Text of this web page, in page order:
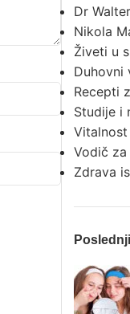
Dr
Nikola
Živeti u
Duhovni
Recepti
Studije i
Vodič
Zdrava